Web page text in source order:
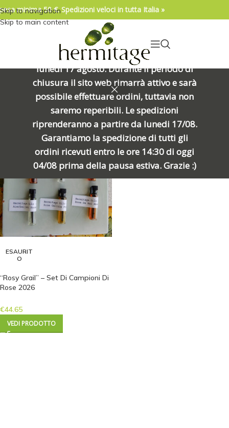
04/08/2026. IMPORTANTE, SI PREGA DI
LEGGERE: Venerdì 7 agosto alle ore
15:00 chiuderemo per una meritata
pausa e riapriremo alle ore 8:00 di
lunedì 17 agosto. Durante il periodo di
chiusura il sito web rimarrà attivo e sarà
possibile effettuare ordini, tuttavia non
saremo reperibili. Le spedizioni
riprenderanno a partire da lunedi 17/08.
Garantiamo la spedizione di tutti gli
ordini ricevuti entro le ore 14:30 di oggi
04/08 prima della pausa estiva. Grazie :)
Skip to navigation
Skip to main content
minima 50 €. Spedizioni veloci in tutta Italia »
Prodotto Formato/2026 Set di campioni di Rose "Rosy Grail"
Visualizzazione del risultato
Show sidebar
ESAURIT
O
“Rosy Grail” – Set Di Campioni Di
Rose 2026
€44.65
VEDI PRODOTTO